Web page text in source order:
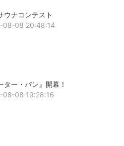
ウナコンテスト
08-08 20:48:14
ター・パン』開幕！
08-08 19:28:16